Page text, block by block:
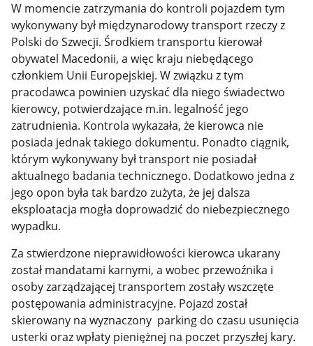
W momencie zatrzymania do kontroli pojazdem tym
wykonywany był międzynarodowy transport rzeczy z
Polski do Szwecji. Środkiem transportu kierował
obywatel Macedonii, a więc kraju niebędącego
członkiem Unii Europejskiej. W związku z tym
pracodawca powinien uzyskać dla niego świadectwo
kierowcy, potwierdzające m.in. legalność jego
zatrudnienia. Kontrola wykazała, że kierowca nie
posiada jednak takiego dokumentu. Ponadto ciągnik,
którym wykonywany był transport nie posiadał
aktualnego badania technicznego. Dodatkowo jedna z
jego opon była tak bardzo zużyta, że jej dalsza
eksploatacja mogła doprowadzić do niebezpiecznego
wypadku.
Za stwierdzone nieprawidłowości kierowca ukarany
został mandatami karnymi, a wobec przewoźnika i
osoby zarządzającej transportem zostały wszczęte
postępowania administracyjne. Pojazd został
skierowany na wyznaczony parking do czasu usunięcia
usterki oraz wpłaty pieniężnej na poczet przyszłej kary.